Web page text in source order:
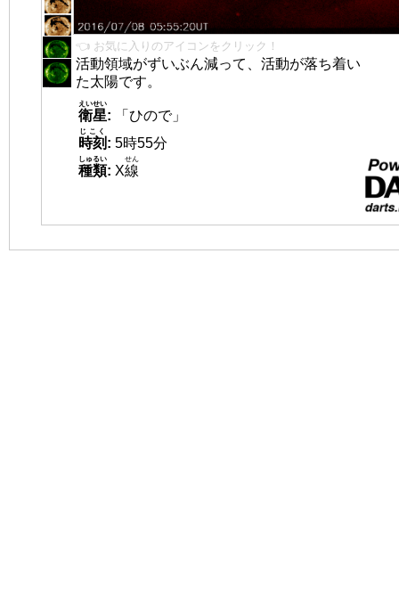
👈 お気に入りのアイコンをクリック！
活動領域がずいぶん減って、活動が落ち着い
た太陽です。
衛星
えいせい
:
「ひので」
時刻
じこく
: 5時55分
種類
しゅるい
: X線
せん